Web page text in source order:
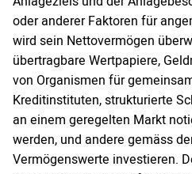
oder anderer Faktoren für
wird sein Nettovermögen
übertragbare Wertpapiere,
von Organismen für
Kreditinstituten, strukturierte
an einem geregelten Markt
werden, und andere gemäss
Vermögenswerte investieren.